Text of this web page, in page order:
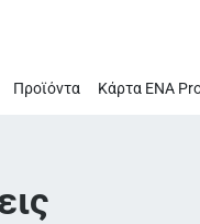
Προϊόντα Κάρτα ΕΝΑ